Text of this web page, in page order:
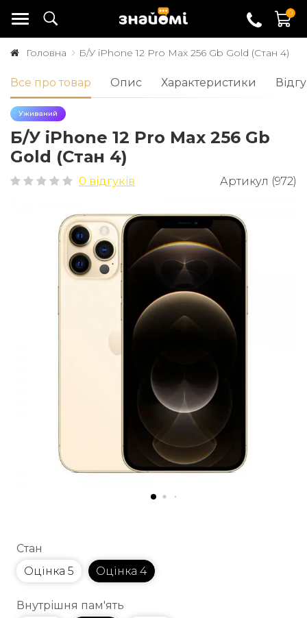
0
Головна Б/У iPhone 12 Pro Max 256 Gb Gold (Стан 4)
Все про товар Опис Характеристики
Уживаний
Б/У iPhone 12 Pro Max 256 Gb
Gold (Стан 4)
0 відгуків Артикул (972)
Стан
Оцінка 5
Оцінка 4
Внутрішня пам'ять